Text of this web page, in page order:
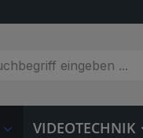
VIDEOTECHNIK